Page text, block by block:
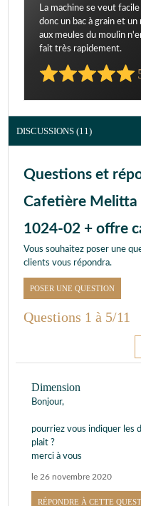
La machine se veut
donc un bac à grain et
aux meules du moulin
fait très rapidement.
DISCUSSIONS (11)
Questions et
Cafetière Melitta
1024-02 + offre
Vous souhaitez poser une
clients vous répondra.
POSER UNE QUESTION
Questions 1 à 5/11
Dimension
Bonjour,
pourriez vous indiquer les
plait ?
merci à vous
le 26 novembre 2020
RÉPONDRE À CETTE